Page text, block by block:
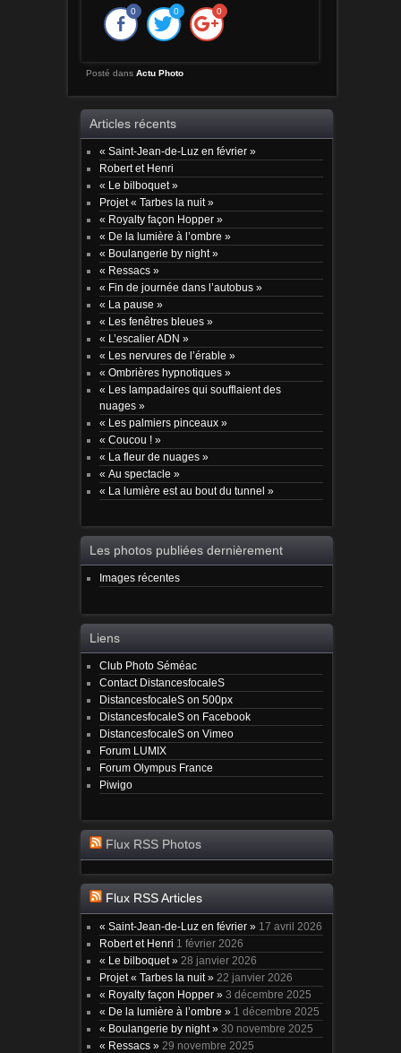
0 0 0
Posté dans Actu Photo
Articles récents
« Saint-Jean-de-Luz en février »
Robert et Henri
« Le bilboquet »
Projet « Tarbes la nuit »
« Royalty façon Hopper »
« De la lumière à l’ombre »
« Boulangerie by night »
« Ressacs »
« Fin de journée dans l’autobus »
« La pause »
« Les fenêtres bleues »
« L’escalier ADN »
« Les nervures de l’érable »
« Ombrières hypnotiques »
« Les lampadaires qui soufflaient des
nuages »
« Les palmiers pinceaux »
« Coucou ! »
« La fleur de nuages »
« Au spectacle »
« La lumière est au bout du tunnel »
Les photos publiées dernièrement
Images récentes
Liens
Club Photo Séméac
Contact DistancesfocaleS
DistancesfocaleS on 500px
DistancesfocaleS on Facebook
DistancesfocaleS on Vimeo
Forum LUMIX
Forum Olympus France
Piwigo
Flux RSS Photos
Flux RSS Articles
« Saint-Jean-de-Luz en février » 17 avril 2026
Robert et Henri 1 février 2026
« Le bilboquet » 28 janvier 2026
Projet « Tarbes la nuit » 22 janvier 2026
« Royalty façon Hopper » 3 décembre 2025
« De la lumière à l’ombre » 1 décembre 2025
« Boulangerie by night » 30 novembre 2025
« Ressacs » 29 novembre 2025